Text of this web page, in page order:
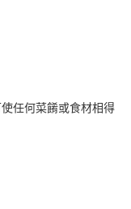
使用無須另外申請。
止日，確認付款後即完
任何菜餚或食材相得